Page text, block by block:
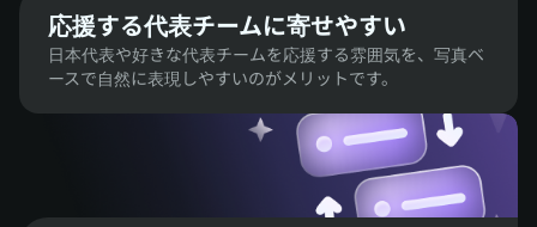
応援する代表チームに寄せやすい
日本代表や好きな代表チームを応援する雰囲気を、写真ベ
ースで自然に表現しやすいのがメリットです。